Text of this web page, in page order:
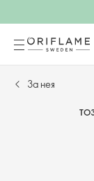
За нея